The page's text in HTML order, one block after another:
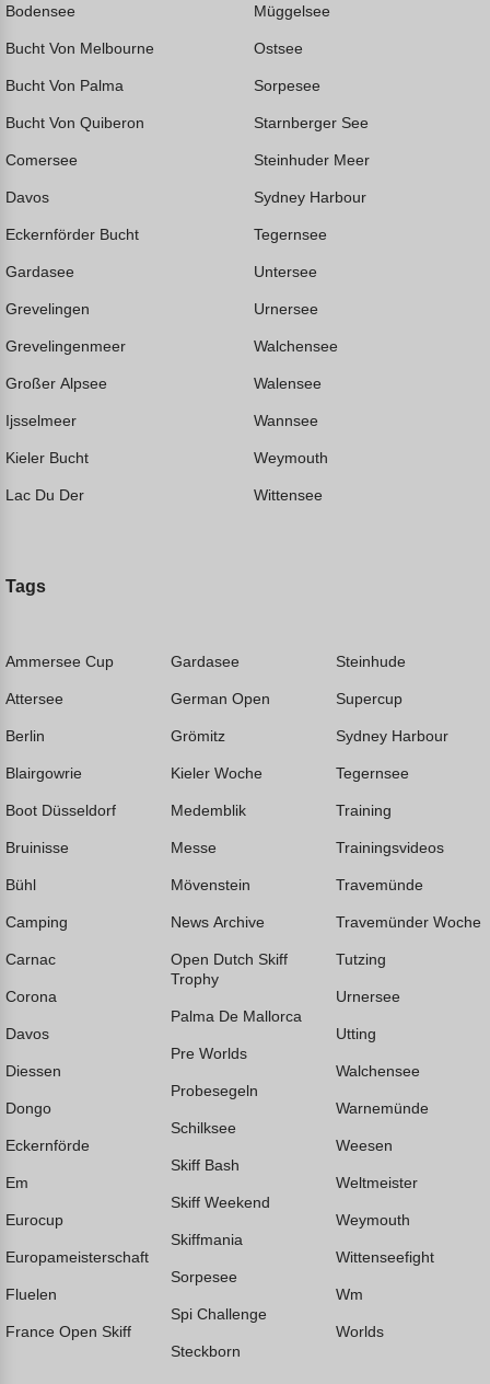
Bodensee
Bucht Von Melbourne
Bucht Von Palma
Bucht Von Quiberon
Comersee
Davos
Eckernförder Bucht
Gardasee
Grevelingen
Grevelingenmeer
Großer Alpsee
Ijsselmeer
Kieler Bucht
Lac Du Der
Müggelsee
Ostsee
Sorpesee
Starnberger See
Steinhuder Meer
Sydney Harbour
Tegernsee
Untersee
Urnersee
Walchensee
Walensee
Wannsee
Weymouth
Wittensee
Tags
Ammersee Cup
Attersee
Berlin
Blairgowrie
Boot Düsseldorf
Bruinisse
Bühl
Camping
Carnac
Corona
Davos
Diessen
Dongo
Eckernförde
Em
Eurocup
Europameisterschaft
Fluelen
France Open Skiff
Gardasee
German Open
Grömitz
Kieler Woche
Medemblik
Messe
Mövenstein
News Archive
Open Dutch Skiff
Trophy
Palma De Mallorca
Pre Worlds
Probesegeln
Schilksee
Skiff Bash
Skiff Weekend
Skiffmania
Sorpesee
Spi Challenge
Steckborn
Steinhude
Supercup
Sydney Harbour
Tegernsee
Training
Trainingsvideos
Travemünde
Travemünder Woche
Tutzing
Urnersee
Utting
Walchensee
Warnemünde
Weesen
Weltmeister
Weymouth
Wittenseefight
Wm
Worlds